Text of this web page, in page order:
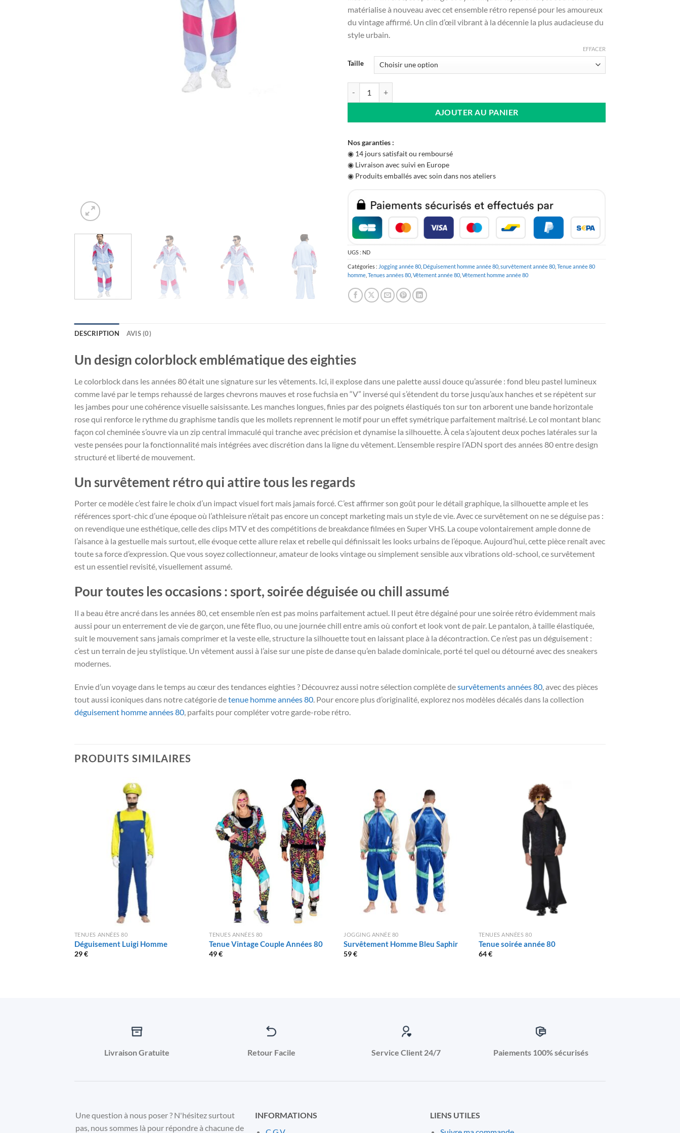
matérialise à nouveau avec cet ensemble rétro repensé pour les amoureux
du vintage affirmé. Un clin d’œil vibrant à la décennie la plus audacieuse du
style urbain.
Taille
EFFACER
AJOUTER AU PANIER
Nos garanties :
◉ 14 jours satisfait ou remboursé
◉ Livraison avec suivi en Europe
◉ Produits emballés avec soin dans nos ateliers
UGS : ND
Catégories : Jogging année 80 Déguisement homme année 80 survêtement année 80 Tenue année 80
homme Tenues années 80 Vêtement année 80 Vêtement homme année 80
DESCRIPTION AVIS (0)
Un design colorblock emblématique des eighties
Le colorblock dans les années 80 était une signature sur les vêtements. Ici, il explose dans une palette aussi douce qu’assurée : fond bleu pastel lumineux
comme lavé par le temps rehaussé de larges chevrons mauves et rose fuchsia en “V” inversé qui s’étendent du torse jusqu’aux hanches et se répètent sur
les jambes pour une cohérence visuelle saisissante. Les manches longues, finies par des poignets élastiqués ton sur ton arborent une bande horizontale
rose qui renforce le rythme du graphisme tandis que les mollets reprennent le motif pour un effet symétrique parfaitement maîtrisé. Le col montant blanc
façon col cheminée s’ouvre via un zip central immaculé qui tranche avec précision et dynamise la silhouette. À cela s’ajoutent deux poches latérales sur la
veste pensées pour la fonctionnalité mais intégrées avec discrétion dans la ligne du vêtement. L’ensemble respire l’ADN sport des années 80 entre design
structuré et liberté de mouvement.
Un survêtement rétro qui attire tous les regards
Porter ce modèle c’est faire le choix d’un impact visuel fort mais jamais forcé. C’est affirmer son goût pour le détail graphique, la silhouette ample et les
références sport-chic d’une époque où l’athleisure n’était pas encore un concept marketing mais un style de vie. Avec ce survêtement on ne se déguise pas :
on revendique une esthétique, celle des clips MTV et des compétitions de breakdance filmées en Super VHS. La coupe volontairement ample donne de
l’aisance à la gestuelle mais surtout, elle évoque cette allure relax et rebelle qui définissait les looks urbains de l’époque. Aujourd’hui, cette pièce renaît avec
toute sa force d’expression. Que vous soyez collectionneur, amateur de looks vintage ou simplement sensible aux vibrations old-school, ce survêtement
est un essentiel revisité, visuellement assumé.
Pour toutes les occasions : sport, soirée déguisée ou chill assumé
Il a beau être ancré dans les années 80, cet ensemble n’en est pas moins parfaitement actuel. Il peut être dégainé pour une soirée rétro évidemment mais
aussi pour un enterrement de vie de garçon, une fête fluo, ou une journée chill entre amis où confort et look vont de pair. Le pantalon, à taille élastiquée,
suit le mouvement sans jamais comprimer et la veste elle, structure la silhouette tout en laissant place à la décontraction. Ce n’est pas un déguisement :
c’est un terrain de jeu stylistique. Un vêtement aussi à l’aise sur une piste de danse qu’en balade dominicale, porté tel quel ou détourné avec des sneakers
modernes.
Envie d’un voyage dans le temps au cœur des tendances eighties ? Découvrez aussi notre sélection complète desurvêtements années 80, avec des pièces
tout aussi iconiques dans notre catégorie detenue homme années 80. Pour encore plus d’originalité, explorez nos modèles décalés dans la collection
déguisement homme années 80, parfaits pour compléter votre garde-robe rétro.
PRODUITS SIMILAIRES
TENUES ANNÉES 80
Déguisement Luigi Homme
29€
TENUES ANNÉES 80
Tenue Vintage Couple Années 80
49€
JOGGING ANNÉE 80
Survêtement Homme Bleu Saphir
59€
TENUES ANNÉES 80
Tenue soirée année 80
64€
Livraison Gratuite Retour Facile Service Client 24/7 Paiements 100% sécurisés
Une question à nous poser ? N'hésitez surtout
pas, nous sommes là pour répondre à chacune de
INFORMATIONS
LIENS UTILES